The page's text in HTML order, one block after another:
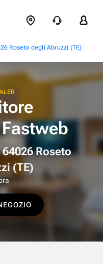
Roseto degli Abruzzi (TE)
Roseto
(TE)